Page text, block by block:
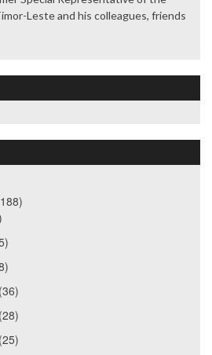
Leste and his colleagues, friends
(36)
(28)
(25)